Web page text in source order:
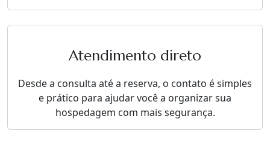
Atendimento direto
Desde a consulta até a reserva, o contato é simples
e prático para ajudar você a organizar sua
hospedagem com mais segurança.